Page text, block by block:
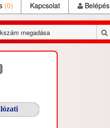
(0) Kapcsolat Belépés